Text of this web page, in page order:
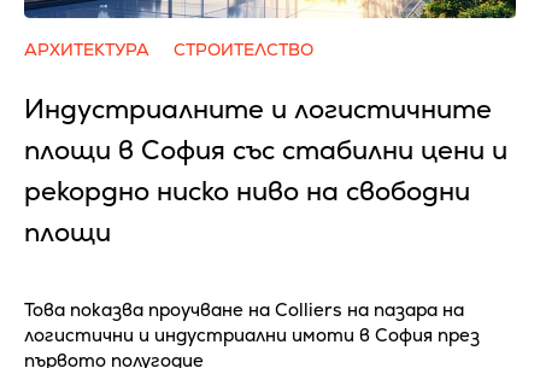
АРХИТЕКТУРА СТРОИТЕЛСТВО
Индустриалните и логистичните
площи в София със стабилни цени и
рекордно ниско ниво на свободни
площи
Това показва проучване на Colliers на пазара на
логистични и индустриални имоти в София през
първото полугодие